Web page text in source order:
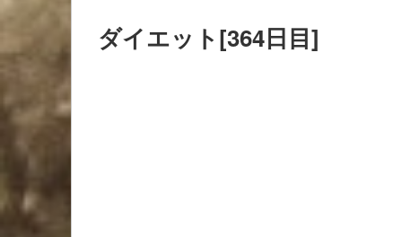
ダイエット[364日目]